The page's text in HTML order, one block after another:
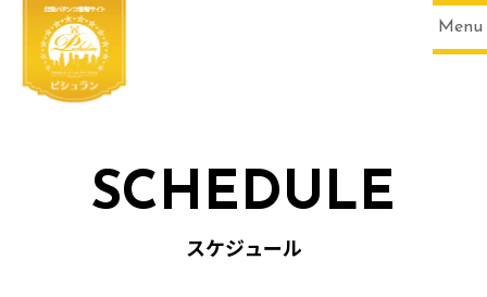
Menu
SCHEDULE
スケジュール